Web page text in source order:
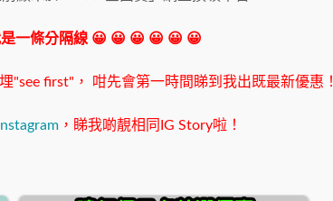
一條分隔線 😀 😀 😀 😀 😀 😀
"see first"， 咁先會第一時間睇到我出既最新優惠！
Instagram ，睇我啲靚相同IG Story啦！